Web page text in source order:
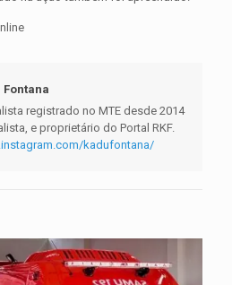
Fontana
registrado no MTE desde 2014
e proprietário do Portal RKF.
kadufontana/